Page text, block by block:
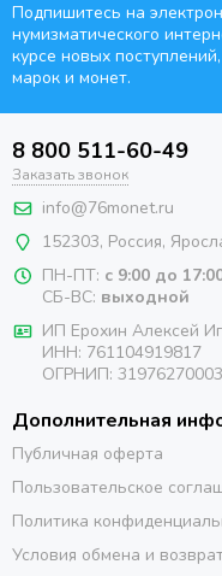
Подпишитесь на
нумизматического
курсе новых
марок и монет.
8 800 511-60-49
Заказать звонок
info@76monet.ru
152303, Россия,
ПН-ПТ: с 9:00 до
СБ-ВС: выходной
ИП Ерохин Алексей
ИНН: 761104919817
ОГРНИП:
Дополнительная
Публичная оферта
Пользовательское
Политика
Условия обмена и